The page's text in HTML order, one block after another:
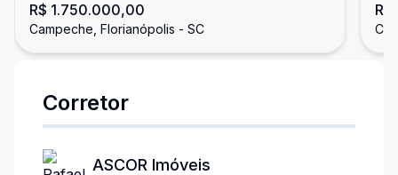
Dormitórios sendo 1 Suíte, 2 Vagas +
Depósito
R$ 1.750.000,00
Campeche, Florianópolis - SC
Corretor
ASCOR Imóveis